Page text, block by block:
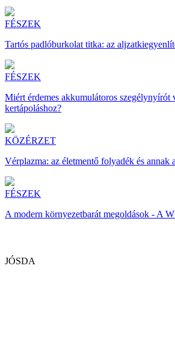
FÉSZEK
Tartós padlóburkolat titka: az
FÉSZEK
Miért érdemes akkumulátoros szegélynyírót
kertápoláshoz?
KÖZÉRZET
Vérplazma: az életmentő folyadék és annak
FÉSZEK
A modern környezetbarát megoldások - A
JÓSDA